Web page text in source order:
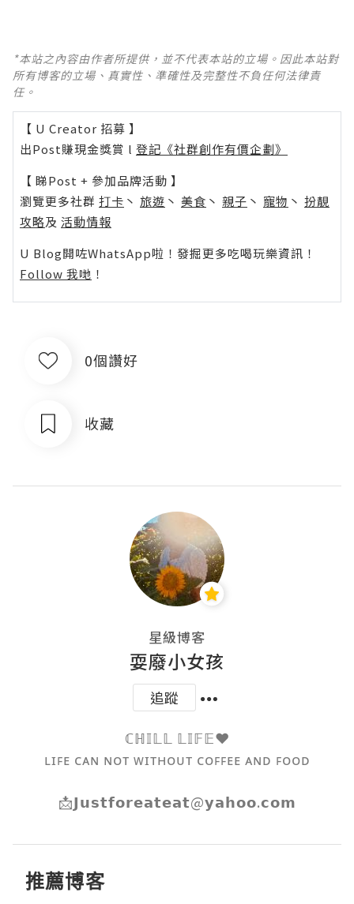
*本站之內容由作者所提供，並不代表本站的立場。因此本站對
所有博客的立場、真實性、準確性及完整性不負任何法律責
任。
【 U Creator 招募 】
出Post賺現金獎賞 l 登記《社群創作有價企劃》
【 睇Post + 參加品牌活動 】
瀏覽更多社群 打卡 丶 旅遊 丶 美食 丶 親子 丶 寵物 丶 扮靚
攻略及 活動情報
U Blog開咗WhatsApp啦！發掘更多吃喝玩樂資訊！
Follow 我哋 ！
0個讚好
收藏
星級博客
耍廢小女孩
追蹤
ℂℍ𝕀𝕃𝕃 𝕃𝕀𝔽𝔼❤️
ʟɪꜰᴇ ᴄᴀɴ ɴᴏᴛ ᴡɪᴛʜᴏᴜᴛ ᴄᴏꜰꜰᴇᴇ ᴀɴᴅ ꜰᴏᴏᴅ
📩𝗝𝘂𝘀𝘁𝗳𝗼𝗿𝗲𝗮𝘁𝗲𝗮𝘁@𝘆𝗮𝗵𝗼𝗼.𝗰𝗼𝗺
推薦博客